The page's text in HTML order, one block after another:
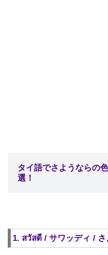
タイ語でさようならの
選！
1. สวัสดี / サワッディ / さ